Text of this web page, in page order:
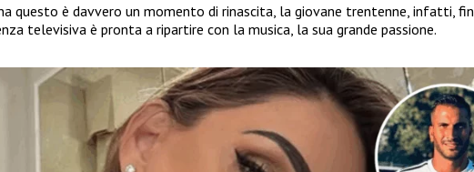
questo è davvero un momento di rinascita, la giovane trentenne, infatti,
televisiva è pronta a ripartire con la musica, la sua grande passione.